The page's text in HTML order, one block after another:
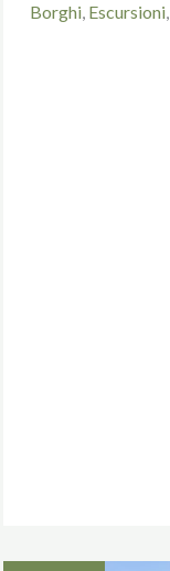
Borghi, Escursioni,